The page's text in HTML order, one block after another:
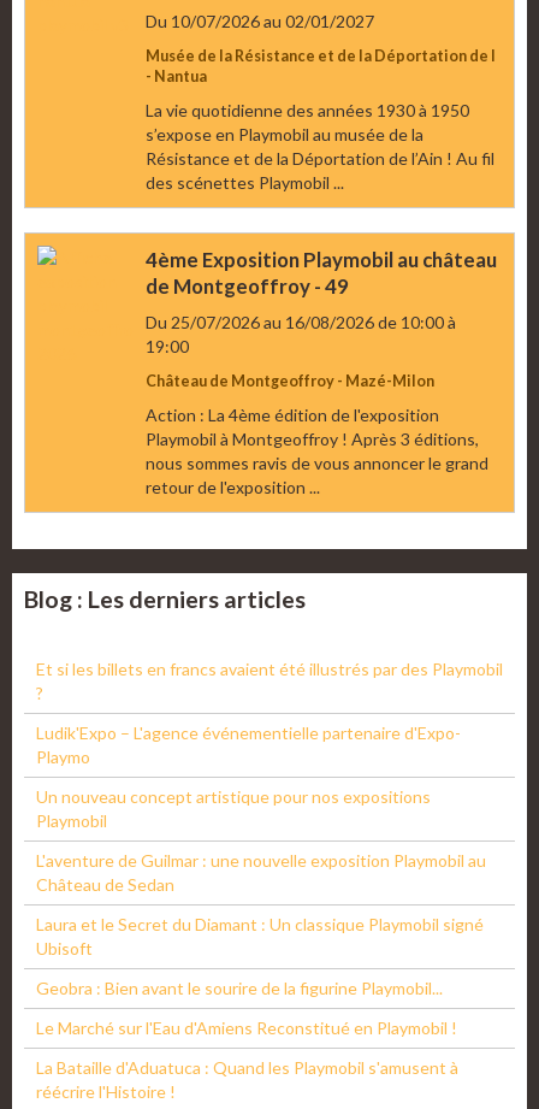
Du 10/07/2026au 02/01/2027
Musée de la Résistance et de la Déportation de l
- Nantua
La vie quotidienne des années 1930 à 1950
s’expose en Playmobil au musée de la
Résistance et de la Déportation de l’Ain ! Au fil
des scénettes Playmobil ...
4ème Exposition Playmobil au château
de Montgeoffroy - 49
Du 25/07/2026au 16/08/2026de 10:00à
19:00
Château de Montgeoffroy - Mazé-Milon
Action : La 4ème édition de l'exposition
Playmobil à Montgeoffroy ! Après 3 éditions,
nous sommes ravis de vous annoncer le grand
retour de l'exposition ...
Blog : Les derniers articles
Et si les billets en francs avaient été illustrés par des Playmobil
?
Ludik'Expo – L'agence événementielle partenaire d'Expo-
Playmo
Un nouveau concept artistique pour nos expositions
Playmobil
L'aventure de Guilmar : une nouvelle exposition Playmobil au
Château de Sedan
Laura et le Secret du Diamant : Un classique Playmobil signé
Ubisoft
Geobra : Bien avant le sourire de la figurine Playmobil...
Le Marché sur l'Eau d'Amiens Reconstitué en Playmobil !
La Bataille d'Aduatuca : Quand les Playmobil s'amusent à
réécrire l'Histoire !